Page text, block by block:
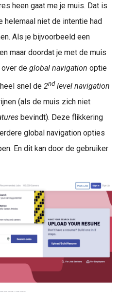
heen gaat me je muis. Dat is
helemaal niet de intentie had
Als je bijvoorbeeld een
maar doordat je met de muis
de global navigation optie
snel de 2nd level navigation
(als de muis zich niet
bevindt). Deze flikkering
global navigation opties
En dit kan door de gebruiker